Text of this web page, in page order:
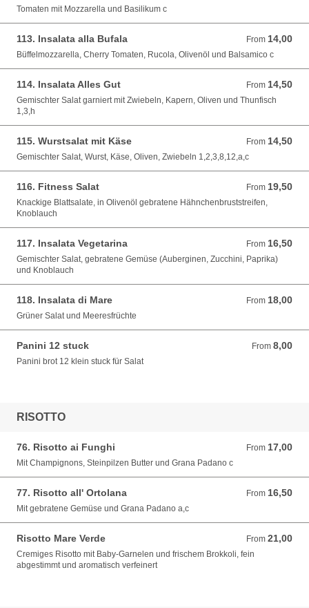
Tomaten mit Mozzarella und Basilikum c
113. Insalata alla Bufala From 14,00
From 14,00 EUR
Büffelmozzarella, Cherry Tomaten, Rucola, Olivenöl und Balsamico c
114. Insalata Alles Gut From 14,50
From 14,50 EUR
Gemischter Salat garniert mit Zwiebeln, Kapern, Oliven und Thunfisch
1,3,h
115. Wurstsalat mit Käse From 14,50
From 14,50 EUR
Gemischter Salat, Wurst, Käse, Oliven, Zwiebeln 1,2,3,8,12,a,c
116. Fitness Salat From 19,50
From 19,50 EUR
Knackige Blattsalate, in Olivenöl gebratene Hähnchenbruststreifen,
Knoblauch
117. Insalata Vegetarina From 16,50
From 16,50 EUR
Gemischter Salat, gebratene Gemüse (Auberginen, Zucchini, Paprika)
und Knoblauch
118. Insalata di Mare From 18,00
From 18,00 EUR
Grüner Salat und Meeresfrüchte
Panini 12 stuck From 8,00
From 8,00 EUR
Panini brot 12 klein stuck für Salat
RISOTTO
76. Risotto ai Funghi From 17,00
From 17,00 EUR
Mit Champignons, Steinpilzen Butter und Grana Padano c
77. Risotto all' Ortolana From 16,50
From 16,50 EUR
Mit gebratene Gemüse und Grana Padano a,c
Risotto Mare Verde From 21,00
From 21,00 EUR
Cremiges Risotto mit Baby-Garnelen und frischem Brokkoli, fein
abgestimmt und aromatisch verfeinert